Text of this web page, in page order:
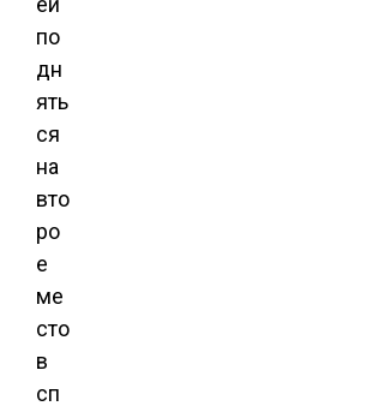
по
дн
ять
ся
на
вто
ро
е
ме
сто
в
сп